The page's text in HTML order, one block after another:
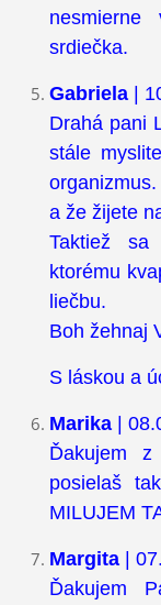
srdiečka.
Gabriela |
Drahá pani
stále
a že žijete
Taktiež sa
ktorému
liečbu.
Boh žehnaj
S láskou a
Marika|
Ďakujem
posielaš
MILUJEM
Margita|
Ďakujem